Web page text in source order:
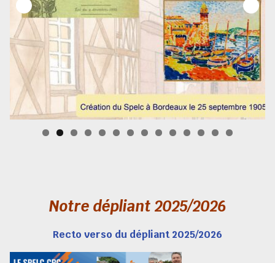
Notre dépliant 2025/2026
Recto verso du dépliant 2025/2026